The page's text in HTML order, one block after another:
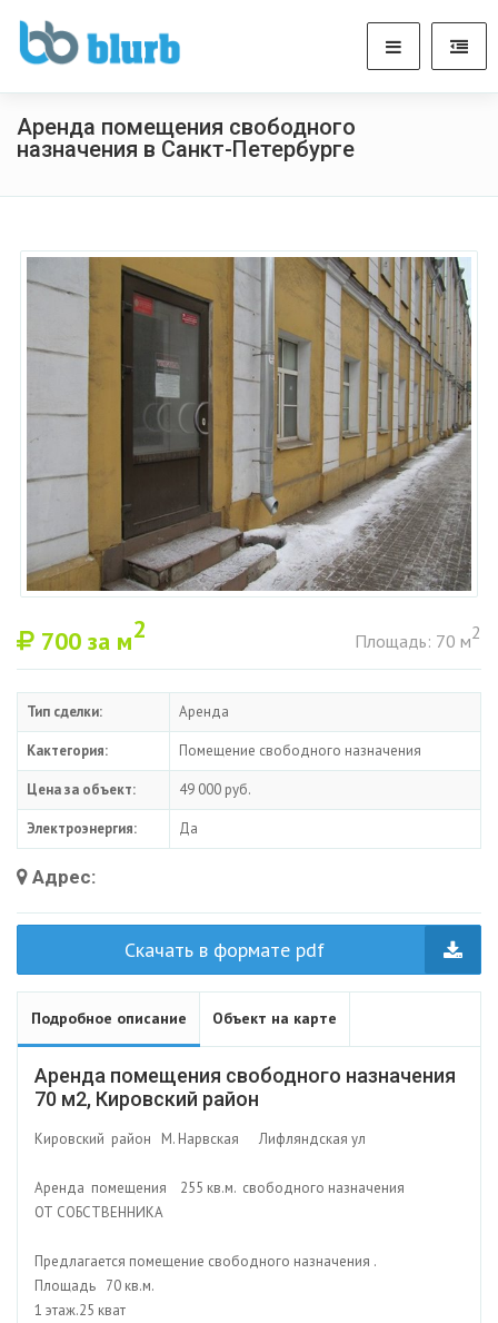
Аренда помещения свободного
назначения в Санкт-Петербурге
700 за м2 Площадь: 70 м2
Тип сделки: Аренда
Кактегория: Помещение свободного назначения
Цена за объект: 49 000 руб.
Электроэнергия: Да
Адрес:
Скачать в формате pdf
Подробное описание Объект на карте
Аренда помещения свободного назначения
70 м2, Кировский район
Кировский район М. Нарвская Лифляндская ул
Аренда помещения 255 кв.м. свободного назначения
ОТ СОБСТВЕННИКА
Предлагается помещение свободного назначения .
Площадь 70 кв.м.
1 этаж.25 кват